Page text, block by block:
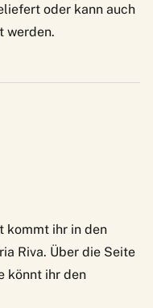
oder kann auch
werden.
kommt ihr in den
Riva. Über die Seite
könnt ihr den